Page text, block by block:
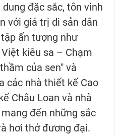
đặc sắc, tôn vinh
với giá trị di sản dân
ấn tượng như
kiêu sa – Chạm
của sen" và
các nhà thiết kế Cao
Châu Loan và nhà
đến những sắc
hơi thở đương đại.